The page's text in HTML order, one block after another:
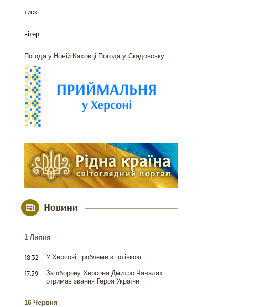
тиск:
вітер:
Погода у Новій Каховці Погода у Скадовську
Новини
1 Липня
18:32 У Херсоні проблеми з готівкою
17:59
За оборону Херсона Дмитро Чавалах
отримав звання Героя України
16 Червня